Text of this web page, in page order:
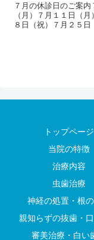
７月の休診日のご案内
（月）７月１１日（月
８日（祝）７月２５日
トップページ
当院の特徴
治療内容
虫歯治療
神経の処置・根
親知らずの抜歯・
審美治療・白い